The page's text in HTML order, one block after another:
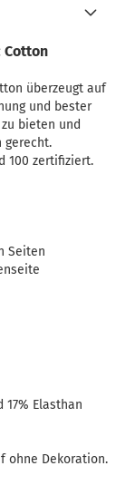
Cotton
überzeugt auf
und bester
bieten und
gerecht.
100 zertifiziert.
Seiten
17% Elasthan
ohne Dekoration.